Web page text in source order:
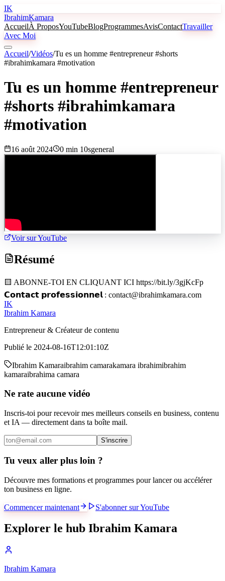
IK
IbrahimKamara
AccueilÀ ProposYouTubeBlogProgrammesAvisContactTravailler
Avec Moi
Accueil/Vidéos/Tu es un homme #entrepreneur #shorts
#ibrahimkamara #motivation
Tu es un homme #entrepreneur
#shorts #ibrahimkamara
#motivation
16 août 2024 0 min 10sgeneral
Voir sur YouTube
Résumé
🟨 ABONNE-TOI EN CLIQUANT ICI https://bit.ly/3gjKcFp
𝗖𝗼𝗻𝘁𝗮𝗰𝘁 𝗽𝗿𝗼𝗳𝗲𝘀𝘀𝗶𝗼𝗻𝗻𝗲𝗹 : contact@ibrahimkamara.com
IK
Ibrahim Kamara
Entrepreneur & Créateur de contenu
Publié le 2024-08-16T12:01:10Z
Ibrahim Kamaraibrahim camarakamara ibrahimibrahim
kamaraibrahima camara
Ne rate aucune vidéo
Inscris-toi pour recevoir mes meilleurs conseils en business, contenu
et IA — directement dans ta boîte mail.
S'inscrire
Tu veux aller plus loin ?
Découvre mes formations et programmes pour lancer ou accélérer
ton business en ligne.
Commencer maintenant S'abonner sur YouTube
Explorer le hub Ibrahim Kamara
Ibrahim Kamara